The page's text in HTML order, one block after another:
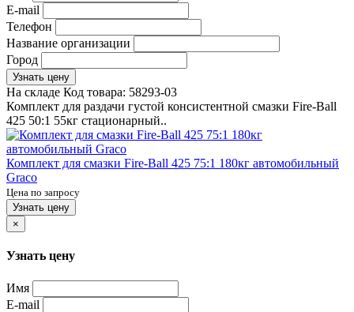
E-mail
Телефон
Название организации
Город
Узнать цену
На складе Код товара: 58293-03
Комплект для раздачи густой консистентной смазки Fire-Ball
425 50:1 55кг стационарный..
Комплект для смазки Fire-Ball 425 75:1 180кг автомобильный
Graco
Цена по запросу
Узнать цену
×
Узнать цену
Имя
E-mail